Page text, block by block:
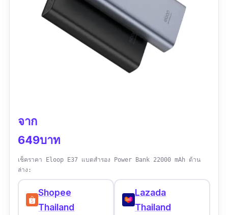
จาก
649บาท
เช็คราคา Eloop E37 แบตสำรอง Power Bank 22000 mAh ด้าน
ล่าง:
Shopee
Thailand
Lazada
Thailand